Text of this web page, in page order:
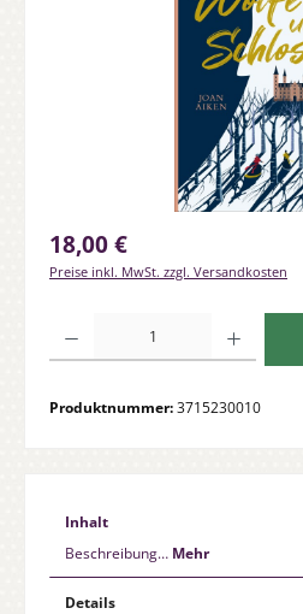
Regulärer Preis:
18,00 €
Preise inkl. MwSt. zzgl. Versandkosten
Produktnummer:3715230010
Inhalt
Beschreibung… Mehr
Details